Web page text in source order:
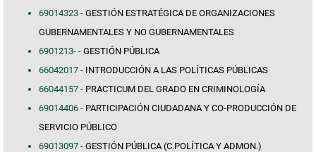
69014323 - GESTIÓN ESTRATÉGICA DE ORGANIZACIONES
GUBERNAMENTALES Y NO GUBERNAMENTALES
6901213- - GESTIÓN PÚBLICA
66042017 - INTRODUCCIÓN A LAS POLÍTICAS PÚBLICAS
66044157 - PRACTICUM DEL GRADO EN CRIMINOLOGÍA
69014406 - PARTICIPACIÓN CIUDADANA Y CO-PRODUCCIÓN DE
SERVICIO PÚBLICO
69013097 - GESTIÓN PÚBLICA (C.POLÍTICA Y ADMON.)